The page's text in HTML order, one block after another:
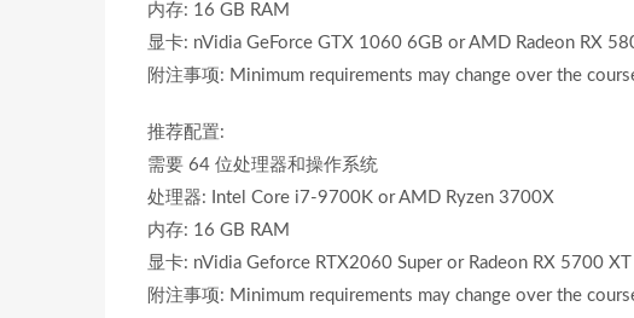
内存: 16 GB RAM
显卡: nVidia GeForce GTX 1060 6GB or AMD Radeon RX
附注事项: Minimum requirements may change over the
推荐配置:
需要 64 位处理器和操作系统
处理器: Intel Core i7-9700K or AMD Ryzen 3700X
内存: 16 GB RAM
显卡: nVidia Geforce RTX2060 Super or Radeon RX 5700 XT
附注事项: Minimum requirements may change over the